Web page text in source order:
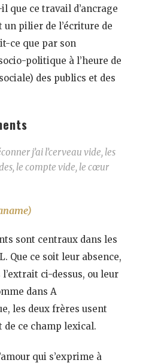
que ce travail d’ancrage
un pilier de l’écriture de
ce que par son
politique à l’heure de
des publics et des
j’ai l’cerveau vide, les
le compte vide, le cœur
sont centraux dans les
Que ce soit leur absence,
l’extrait ci-dessus, ou leur
dans A
les deux frères usent
de ce champ lexical.
qui s’exprime à